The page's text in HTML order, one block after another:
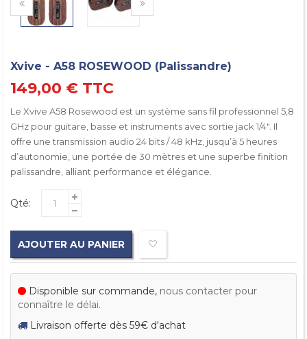
Xvive - A58 ROSEWOOD (Palissandre)
149,00 € TTC
Le Xvive A58 Rosewood est un système sans fil professionnel 5,8
GHz pour guitare, basse et instruments avec sortie jack 1/4". Il
offre une transmission audio 24 bits / 48 kHz, jusqu’à 5 heures
d’autonomie, une portée de 30 mètres et une superbe finition
palissandre, alliant performance et élégance.
Qté:
AJOUTER AU PANIER
Disponible sur commande, nous contacter pour
connaître le délai.
Livraison offerte dès 59€ d'achat